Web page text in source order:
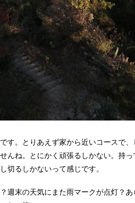
す。とりあえず家から近いコースで
んね。とにかく頑張るしかない。持
切るしかないって感じです。
週末の天気にまた雨マークが点灯？